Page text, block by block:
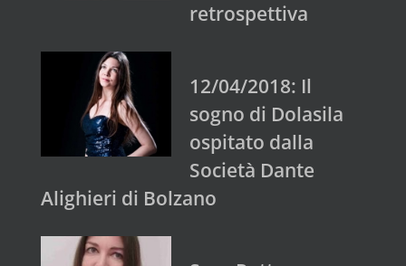
retrospettiva
12/04/2018: Il
sogno di Dolasila
ospitato dalla
Società Dante
Alighieri di Bolzano